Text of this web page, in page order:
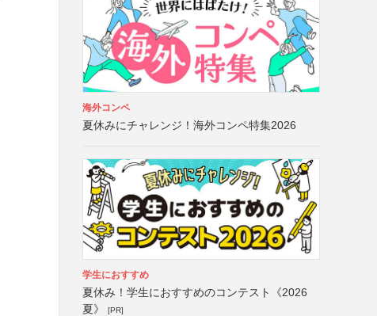
海外コンペ
夏休みにチャレンジ！海外コンペ特集2026
学生におすすめ
夏休み！学生におすすめのコンテスト《2026
夏》
[PR]